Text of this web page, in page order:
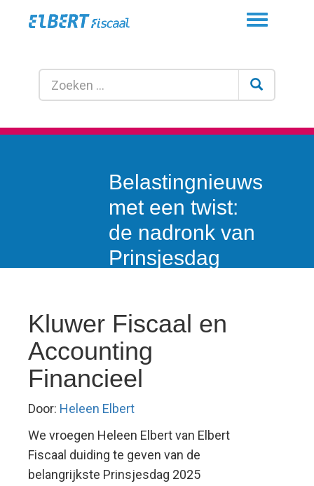
Toggle
Belastingnieuws
met een twist:
de nadronk van
Prinsjesdag
Kluwer Fiscaal en
Accounting
Financieel
Door: Heleen Elbert
We vroegen Heleen Elbert van Elbert
Fiscaal duiding te geven van de
belangrijkste Prinsjesdag 2025